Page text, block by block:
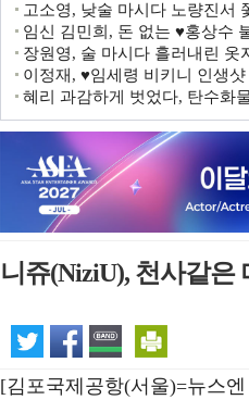
고소영, 낮술 마시다 노량진서
임신 김민희, 돈 없는 ♥홍상수
장원영, 술 마시다 흘러내린
이정재, ♥임세령 비키니 인생
혜리 과감하게 벗었다, 탄수화
니쥬(NiziU), 천사같은
[김포국제공항(서울)=뉴스